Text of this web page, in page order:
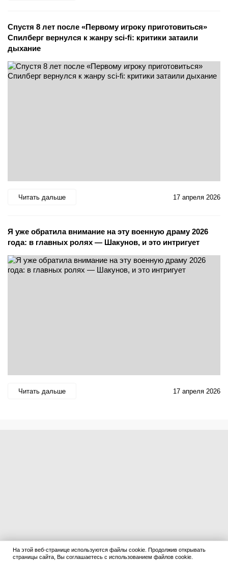
Спустя 8 лет после «Первому игроку приготовиться»
Спилберг вернулся к жанру sci-fi: критики затаили
дыхание
Читать дальше 17 апреля 2026
Я уже обратила внимание на эту военную драму 2026
года: в главных ролях — Шакунов, и это интригует
Читать дальше 17 апреля 2026
На этой веб-странице используются файлы cookie. Продолжив открывать
страницы сайта, Вы соглашаетесь с использованием файлов cookie.